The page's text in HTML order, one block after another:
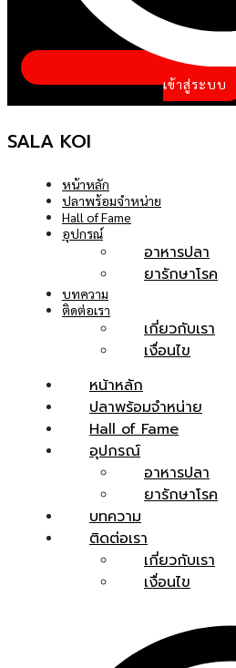
เข้าสู่ระบบ
SALA KOI
หน้าหลัก
ปลาพร้อมจำหน่าย
Hall of Fame
อุปกรณ์
อาหารปลา
ยารักษาโรค
บทความ
ติดต่อเรา
เกี่ยวกับเรา
เงื่อนไข
หน้าหลัก
ปลาพร้อมจำหน่าย
Hall of Fame
อุปกรณ์
อาหารปลา
ยารักษาโรค
บทความ
ติดต่อเรา
เกี่ยวกับเรา
เงื่อนไข